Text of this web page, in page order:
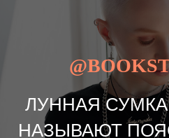
ЛУННАЯ
НАЗЫВАЮТ